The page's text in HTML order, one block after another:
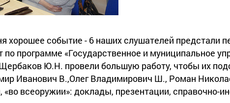
хорошее событие - 6 наших слушателей предстали
по программе «Государственное и муниципальное
Ю.Н. провели большую работу, чтобы их
Иванович В.,Олег Владимирович Ш., Роман
«во всеоружии»: доклады, презентации, справочно-